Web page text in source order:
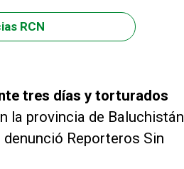
RCN
tres días y torturados
la provincia de Baluchistán
Reporteros Sin